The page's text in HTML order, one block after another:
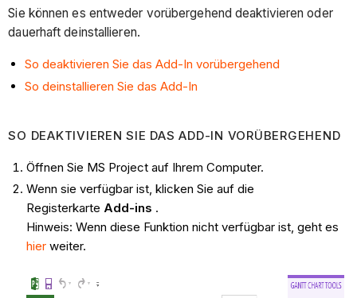
Sie können es entweder vorübergehend deaktivieren oder
dauerhaft deinstallieren.
So deaktivieren Sie das Add-In vorübergehend
So deinstallieren Sie das Add-In
SO DEAKTIVIEREN SIE DAS ADD-IN VORÜBERGEHEND
Öffnen Sie MS Project auf Ihrem Computer.
Wenn sie verfügbar ist, klicken Sie auf die
Registerkarte Add-ins .
Hinweis: Wenn diese Funktion nicht verfügbar ist, geht es
hierweiter.